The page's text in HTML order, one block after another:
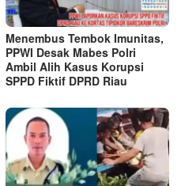
Menembus Tembok Imunitas,
PPWI Desak Mabes Polri
Ambil Alih Kasus Korupsi
SPPD Fiktif DPRD Riau